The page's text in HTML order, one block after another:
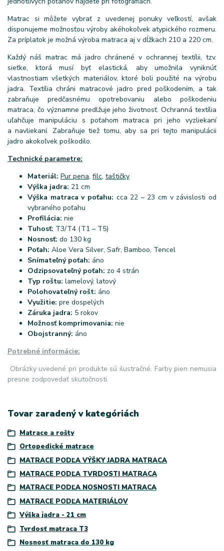
Matrac si môžete vybrať z uvedenej ponuky veľkostí, avšak
disponujeme možnosťou výroby akéhokoľvek atypického rozmeru.
Za príplatok je možná výroba matraca aj v dĺžkach 210 a 220 cm.
Každý náš matrac má jadro chránené v ochrannej textílii, tzv.
sieťke, ktorá musí byť elastická, aby umožnila vyniknúť
vlastnostiam všetkých materiálov, ktoré boli použité na výrobu
jadra. Textília chráni matracové jadro pred poškodením, a tak
zabraňuje predčasnému opotrebovaniu alebo poškodeniu
matraca, čo významne predlžuje jeho životnosť. Ochranná textília
uľahčuje manipuláciu s poťahom matraca pri jeho vyzliekaní
a navliekaní. Zabraňuje tiež tomu, aby sa pri tejto manipulácii
jadro akokoľvek poškodilo.
Technické parametre:
Materiál: Pur pena, filc, taštičky
Výška jadra: 21 cm
Výška matraca v poťahu: cca 22 – 23 cm v závislosti od
vybraného poťahu
Profilácia: nie
Tuhosť: T3/T4 (T1 – T5)
Nosnosť: do 130 kg
Poťah: Aloe Vera Silver, Safr, Bamboo, Tencel
Snímateľný poťah: áno
Odzipsovateľný poťah: zo 4 strán
Typ roštu: lamelový, latový
Polohovateľný rošt: áno
Využitie: pre dospelých
Záruka jadra: 5 rokov
Možnosť komprimovania: nie
Obojstranný: áno
Potrebné informácie:
Obrázky uvedené pri produkte sú ilustračné. Farby pien nemusia
presne zodpovedať skutočnosti.
Tovar zaradený v kategóriách
Matrace a rošty
Ortopedické matrace
MATRACE PODĽA VÝŠKY JADRA MATRACA
MATRACE PODĽA TVRDOSTI MATRACA
MATRACE PODĽA NOSNOSTI MATRACA
MATRACE PODĽA MATERIÁLOV
Výška jadra - 21 cm
Tvrdosť matraca T3
Nosnosť matraca do 130 kg